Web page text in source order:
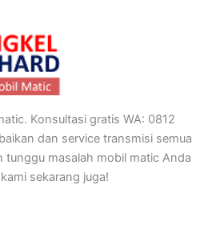
Konsultasi gratis WA: 0812
dan service transmisi semua
tunggu masalah mobil matic Anda
sekarang juga!